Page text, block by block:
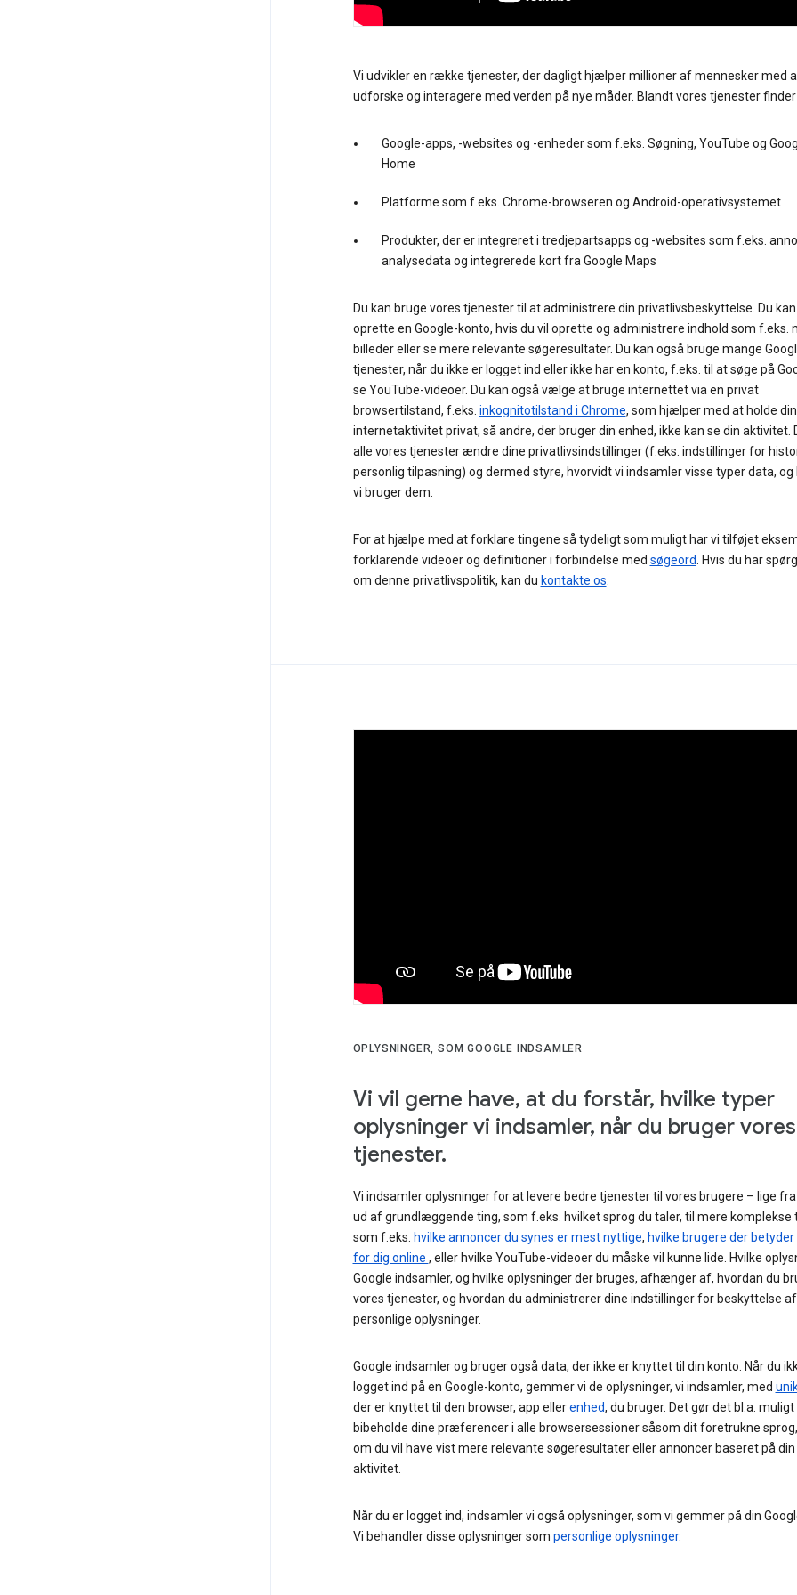
Vi udvikler en række tjenester, der dagligt hjælper millioner af mennesker med
udforske og interagere med verden på nye måder. Blandt vores tjenester finder
Google-apps, -websites og -enheder som f.eks. Søgning, YouTube og
Home
Platforme som f.eks. Chrome-browseren og Android-operativsystemet
Produkter, der er integreret i tredjepartsapps og -websites som f.eks.
analysedata og integrerede kort fra Google Maps
Du kan bruge vores tjenester til at administrere din privatlivsbeskyttelse. Du
oprette en Google-konto, hvis du vil oprette og administrere indhold som f.eks.
billeder eller se mere relevante søgeresultater. Du kan også bruge mange
tjenester, når du ikke er logget ind eller ikke har en konto, f.eks. til at søge på
se YouTube-videoer. Du kan også vælge at bruge internettet via en privat
browsertilstand, f.eks. inkognitotilstand i Chrome, som hjælper med at holde din
internetaktivitet privat, så andre, der bruger din enhed, ikke kan se din aktivitet.
alle vores tjenester ændre dine privatlivsindstillinger (f.eks. indstillinger for
personlig tilpasning) og dermed styre, hvorvidt vi indsamler visse typer data, og
vi bruger dem.
For at hjælpe med at forklare tingene så tydeligt som muligt har vi tilføjet
forklarende videoer og definitioner i forbindelse med søgeord. Hvis du har
om denne privatlivspolitik, kan du kontakte os.
OPLYSNINGER, SOM GOOGLE INDSAMLER
Vi vil gerne have, at du forstår, hvilke typer
oplysninger vi indsamler, når du bruger vores
tjenester.
Vi indsamler oplysninger for at levere bedre tjenester til vores brugere – lige
ud af grundlæggende ting, som f.eks. hvilket sprog du taler, til mere komplekse
som f.eks. hvilke annoncer du synes er mest nyttige, hvilke brugere der
for dig online , eller hvilke YouTube-videoer du måske vil kunne lide. Hvilke
Google indsamler, og hvilke oplysninger der bruges, afhænger af, hvordan du
vores tjenester, og hvordan du administrerer dine indstillinger for beskyttelse af
personlige oplysninger.
Google indsamler og bruger også data, der ikke er knyttet til din konto. Når du
logget ind på en Google-konto, gemmer vi de oplysninger, vi indsamler, med
der er knyttet til den browser, app ellerenhed, du bruger. Det gør det bl.a.
bibeholde dine præferencer i alle browsersessioner såsom dit foretrukne
om du vil have vist mere relevante søgeresultater eller annoncer baseret på din
aktivitet.
Når du er logget ind, indsamler vi også oplysninger, som vi gemmer på din
Vi behandler disse oplysninger som personlige oplysninger.